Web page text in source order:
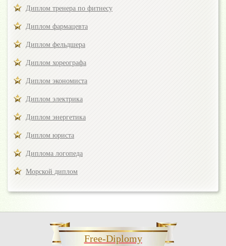
Диплом тренера по фитнесу
Диплом фармацевта
Диплом фельдшера
Диплом хореографа
Диплом экономиста
Диплом электрика
Диплом энергетика
Диплом юриста
Диплома логопеда
Морской диплом
Free-Diplomy